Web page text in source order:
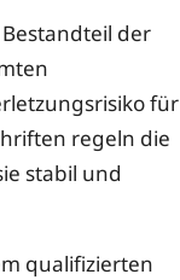
der
für
regeln die
stabil und
qualifizierten